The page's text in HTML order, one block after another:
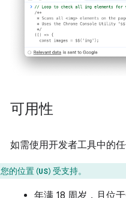
可用性
如需使用开发者工具中的
您的位置 (US) 受支持。
年满 18 周岁，且位